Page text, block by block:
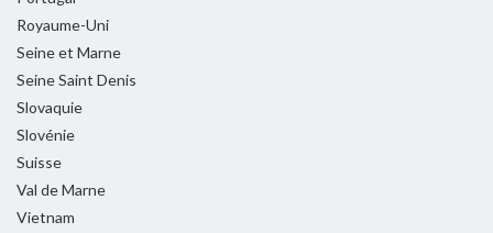
Royaume-Uni
Seine et Marne
Seine Saint Denis
Slovaquie
Slovénie
Suisse
Val de Marne
Vietnam